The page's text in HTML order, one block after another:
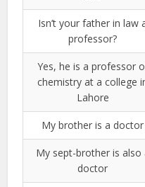
Isn’t your father in law
professor?
Yes, he is a professor
chemistry at a college
Lahore
My brother is a doctor
My sept-brother is also
doctor